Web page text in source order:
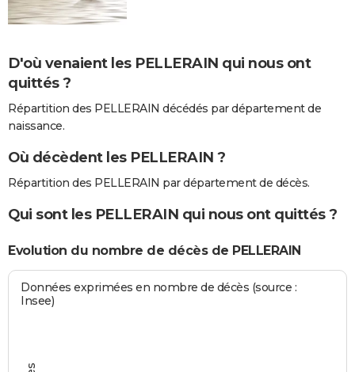
D'où venaient les PELLERAIN qui nous ont
quittés ?
Répartition des PELLERAIN décédés par département de
naissance.
Où décèdent les PELLERAIN ?
Répartition des PELLERAIN par département de décès.
Qui sont les PELLERAIN qui nous ont quittés ?
Evolution du nombre de décès de PELLERAIN
Données exprimées en nombre de décès (source :
Insee)